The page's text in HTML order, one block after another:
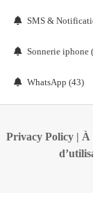
SMS &
Sonnerie iphone
WhatsApp (43)
Privacy Policy| À